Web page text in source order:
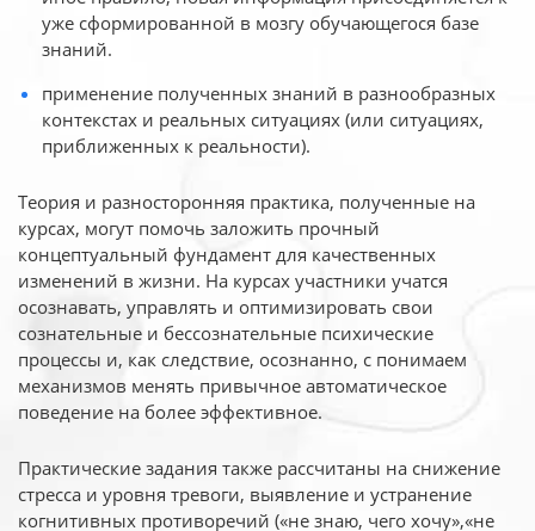
уже сформированной в мозгу обучающегося базе
знаний.
применение полученных знаний в разнообразных
контекстах и реальных ситуациях (или ситуациях,
приближенных к реальности).
Теория и разносторонняя практика, полученные на
курсах, могут помочь заложить прочный
концептуальный фундамент для качественных
изменений в жизни. На курсах участники учатся
осознавать, управлять и оптимизировать свои
сознательные и бессознательные психические
процессы и, как следствие, осознанно, с понимаем
механизмов менять привычное автоматическое
поведение на более эффективное.
Практические задания также рассчитаны на снижение
стресса и уровня тревоги, выявление и устранение
когнитивных противоречий («не знаю, чего хочу»,«не